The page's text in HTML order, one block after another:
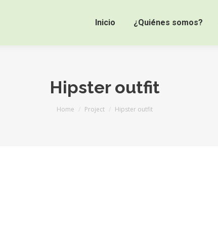
Inicio ¿Quiénes somos?
Hipster outfit
You are here:
Home Project Hipster outfit